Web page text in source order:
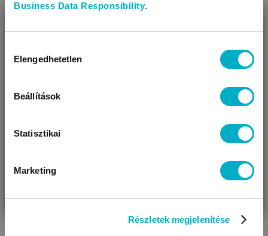
Business Data Responsibility.
kiválasztása
Elengedhetetlen
Beállítások
Statisztikai
Marketing
Részletek megjelenítése
Kocsicipők, tutyik
Úgy látjuk, most jársz nálunk először!
VÁRANDÓS
AJÁNDÉKOT